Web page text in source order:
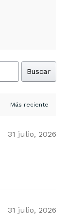
Buscar
31 julio, 2026
31 julio, 2026